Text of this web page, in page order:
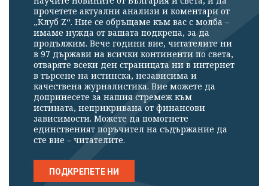
прочетете актуални анализи и коментари от
„Клуб Z“. Ние се обръщаме към вас с молба –
имаме нужда от вашата подкрепа, за да
продължим. Вече години вие, читателите ни
в 97 държави на всички континенти по света,
отваряте всеки ден страницата ни в интернет
в търсене на истинска, независима и
качествена журналистика. Вие можете да
допринесете за нашия стремеж към
истината, неприкривана от финансови
зависимости. Можете да помогнете
единственият поръчител на съдържание да
сте вие – читателите.
ПОДКРЕПЕТЕ НИ